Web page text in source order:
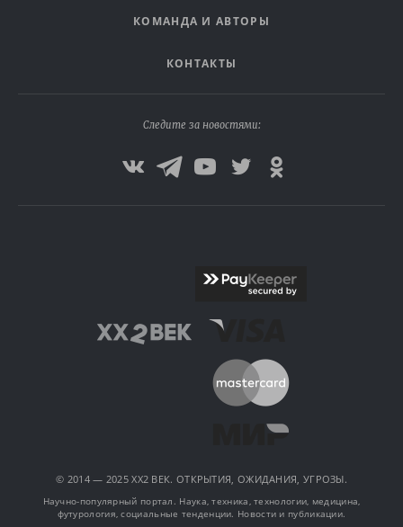
КОМАНДА И АВТОРЫ
КОНТАКТЫ
Следите за новостями:
© 2014 — 2025 XX2 ВЕК. ОТКРЫТИЯ, ОЖИДАНИЯ, УГРОЗЫ.
Научно-популярный портал. Наука, техника, технологии, медицина,
футурология, социальные тенденции. Новости и публикации.